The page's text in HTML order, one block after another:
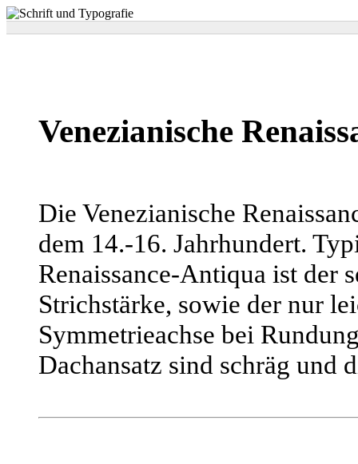
Venezianische
Die Venezianische
dem 14.-16. Jahrhundert.
Renaissance-Antiqua ist der
Strichstärke, sowie der nur
Symmetrieachse bei
Dachansatz sind schräg und